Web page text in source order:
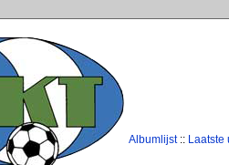
Albumlijst:: Laatste